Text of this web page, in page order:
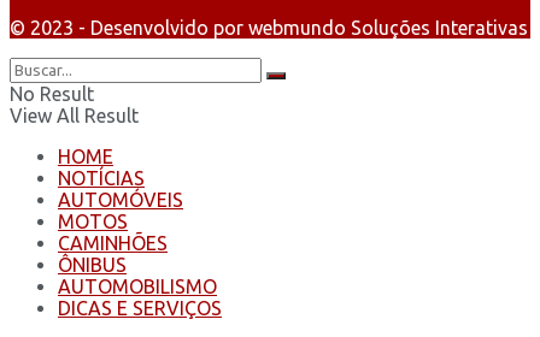
© 2023 - Desenvolvido por webmundo Soluções Interativas
No Result
View All Result
HOME
NOTÍCIAS
AUTOMÓVEIS
MOTOS
CAMINHÕES
ÔNIBUS
AUTOMOBILISMO
DICAS E SERVIÇOS